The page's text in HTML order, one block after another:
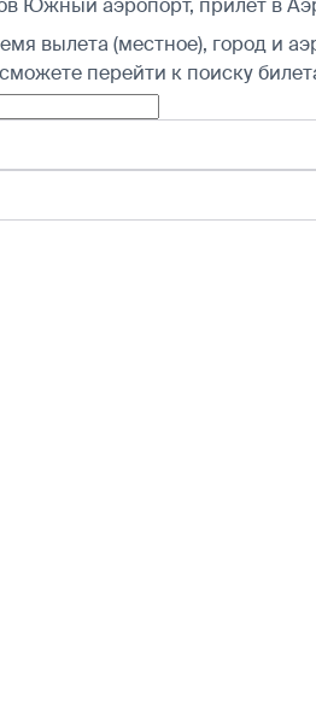
вылета (местное), город и
перейти к поиску